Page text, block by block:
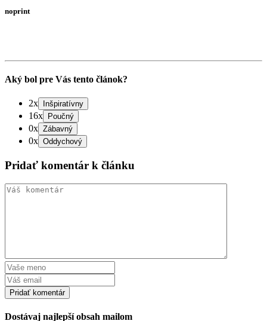
noprint
Aký bol pre Vás tento článok?
2x
16x
0x
0x
Pridať komentár k článku
Dostávaj najlepší obsah mailom